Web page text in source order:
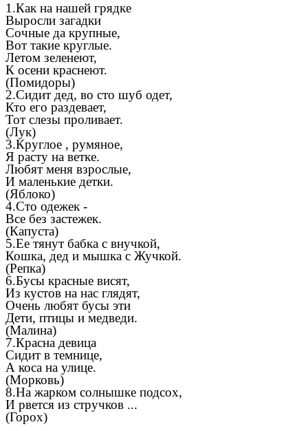
1.Как на нашей грядке
Выросли загадки
Сочные да крупные,
Вот такие круглые.
Летом зеленеют,
К осени краснеют.
(Помидоры)
2.Сидит дед, во сто шуб одет,
Кто его раздевает,
Тот слезы проливает.
(Лук)
3.Круглое , румяное,
Я расту на ветке.
Любят меня взрослые,
И маленькие детки.
(Яблоко)
4.Сто одежек -
Все без застежек.
(Капуста)
5.Ее тянут бабка с внучкой,
Кошка, дед и мышка с Жучкой.
(Репка)
6.Бусы красные висят,
Из кустов на нас глядят,
Очень любят бусы эти
Дети, птицы и медведи.
(Малина)
7.Красна девица
Сидит в темнице,
А коса на улице.
(Морковь)
8.На жарком солнышке подсох,
И рвется из стручков ...
(Горох)